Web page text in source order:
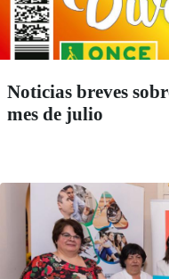
Noticias breves
mes de julio